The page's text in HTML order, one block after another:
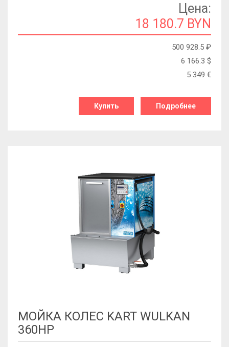
Цена:
18 180.7 BYN
500 928.5 ₽
6 166.3 $
5 349 €
Купить Подробнее
МОЙКА КОЛЕС KART WULKAN
360HP